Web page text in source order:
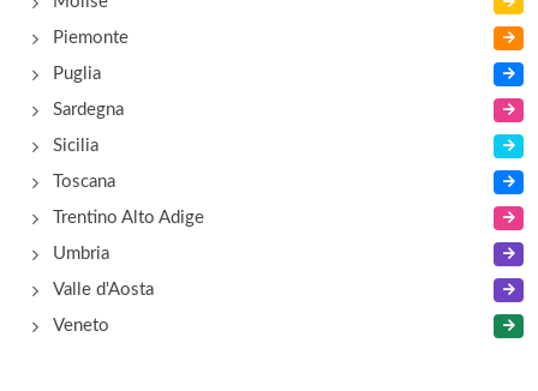
Piemonte
Puglia
Sardegna
Sicilia
Toscana
Trentino Alto Adige
Umbria
Valle d'Aosta
Veneto